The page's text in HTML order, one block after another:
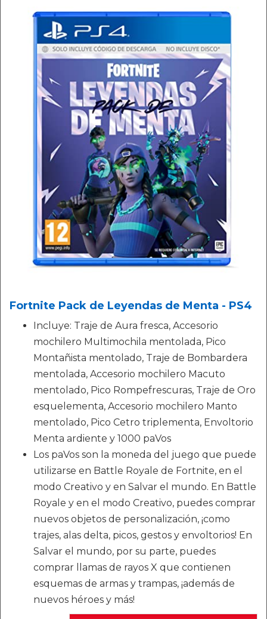
Fortnite Pack de Leyendas de Menta - PS4
Incluye: Traje de Aura fresca, Accesorio
mochilero Multimochila mentolada, Pico
Montañista mentolado, Traje de Bombardera
mentolada, Accesorio mochilero Macuto
mentolado, Pico Rompefrescuras, Traje de Oro
esquelementa, Accesorio mochilero Manto
mentolado, Pico Cetro triplementa, Envoltorio
Menta ardiente y 1000 paVos
Los paVos son la moneda del juego que puede
utilizarse en Battle Royale de Fortnite, en el
modo Creativo y en Salvar el mundo. En Battle
Royale y en el modo Creativo, puedes comprar
nuevos objetos de personalización, ¡como
trajes, alas delta, picos, gestos y envoltorios! En
Salvar el mundo, por su parte, puedes
comprar llamas de rayos X que contienen
esquemas de armas y trampas, ¡además de
nuevos héroes y más!